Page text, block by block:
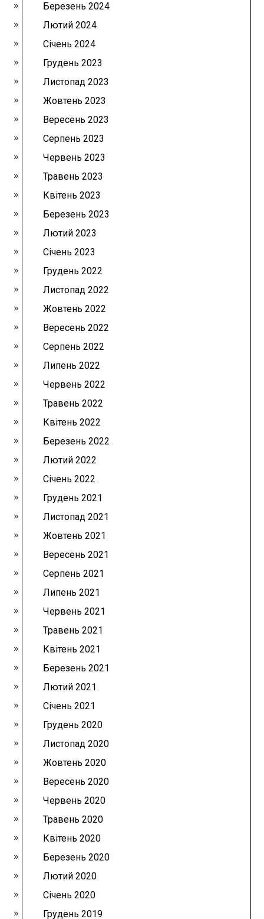
Березень 2024
Лютий 2024
Січень 2024
Грудень 2023
Листопад 2023
Жовтень 2023
Вересень 2023
Серпень 2023
Червень 2023
Травень 2023
Квітень 2023
Березень 2023
Лютий 2023
Січень 2023
Грудень 2022
Листопад 2022
Жовтень 2022
Вересень 2022
Серпень 2022
Липень 2022
Червень 2022
Травень 2022
Квітень 2022
Березень 2022
Лютий 2022
Січень 2022
Грудень 2021
Листопад 2021
Жовтень 2021
Вересень 2021
Серпень 2021
Липень 2021
Червень 2021
Травень 2021
Квітень 2021
Березень 2021
Лютий 2021
Січень 2021
Грудень 2020
Листопад 2020
Жовтень 2020
Вересень 2020
Червень 2020
Травень 2020
Квітень 2020
Березень 2020
Лютий 2020
Січень 2020
Грудень 2019